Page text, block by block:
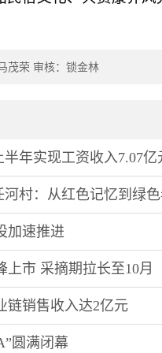
茂荣 审核：锁金林
半年实现工资收入7.07亿
村：从红色记忆到绿
加速推进
上市 采摘期拉长至10月
链销售收入达2亿元
圆满闭幕